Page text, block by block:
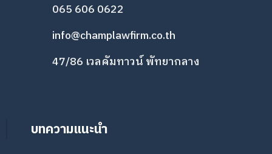
065 606 0622
info@champlawfirm.co.th
47/86 เวลคัมทาวน์ พัทยากลาง
บทความแนะนำ